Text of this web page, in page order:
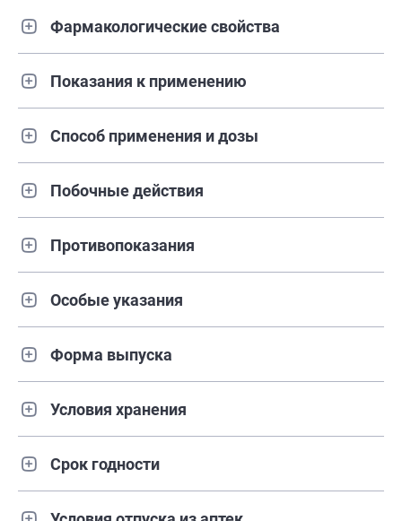
Фармакологические свойства
Показания к применению
Способ применения и дозы
Побочные действия
Противопоказания
Особые указания
Форма выпуска
Условия хранения
Срок годности